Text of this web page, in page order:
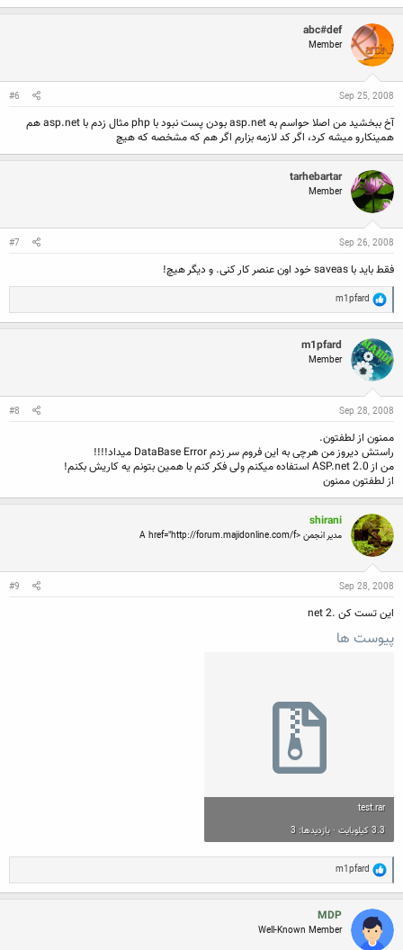
abc#def
Member
Sep 25, 2008
#6
آخ ببخشید من اصلا حواسم به asp.net بودن پست نبود با php مثال زدم با asp.net هم
همینکارو میشه کرد، اگر کد لازمه بزارم اگر هم که مشخصه که هیچ
tarhebartar
Member
Sep 26, 2008
#7
فقط باید با saveas خود اون عنصر کار کنی. و دیگر هیچ!
R
e
a
c
t
i
o
n
:
m1pfard
m1pfard
Member
Sep 28, 2008
#8
ممنون از لطفتون.
راستش دیروز من هرچی به این فروم سر زدم DataBase Error میداد!!!!
من از ASP.net 2.0 استفاده میکنم ولی فکر کنم با همین بتونم یه کاریش بکنم!
از لطفتون ممنون
shirani
مدیر انجمن <A href="http://forum.majidonline.com/f
Sep 28, 2008
#9
این تست کن .net 2
پیوست ها
test.rar
3.3 کیلوبایت · بازدیدها: 3
R
e
a
c
t
i
o
m1pfard
MDP
Well-Known Member